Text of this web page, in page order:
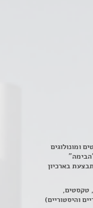
ומונולוגים
ב"הבימה"
בארכיון
טקסטים,
והיסטוריים)